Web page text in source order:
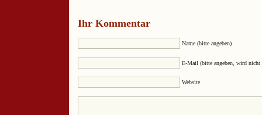
Ihr Kommentar
Name (bitte angeben)
E-Mail (bitte angeben, wird nicht
Website